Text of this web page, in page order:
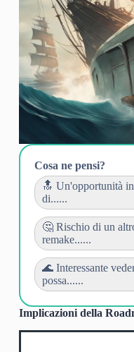
Cosa ne pensi?
🔝 Un'opportunità
di......
🤔 Rischio di un
remake......
🌊 Interessante
possa......
Implicazioni della